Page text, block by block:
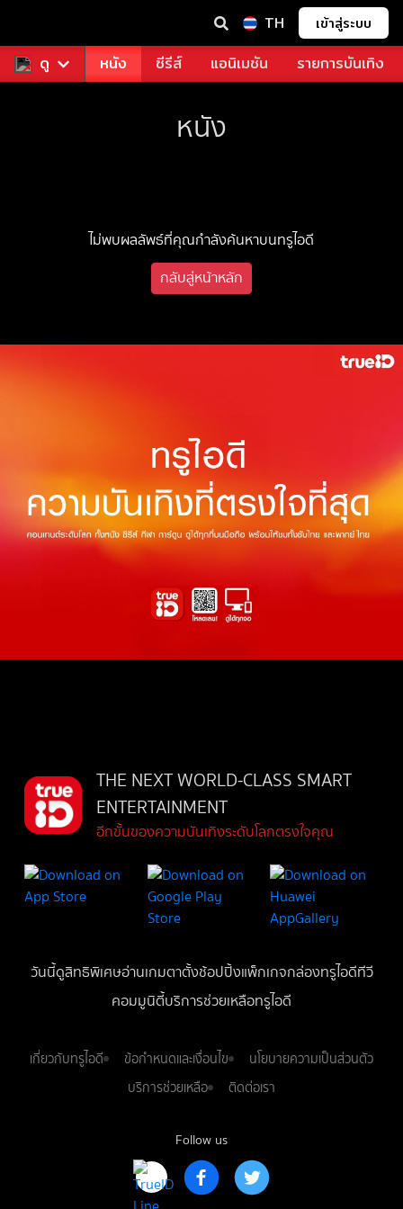
TH เข้าสู่ระบบ
ดูดูฟรี หนัง ซีรีส์ แอนิเมชัน รายการบันเทิง
หนัง
ไม่พบผลลัพธ์ที่คุณกำลังค้นหาบนทรูไอดี
กลับสู่หน้าหลัก
Follow us
THE NEXT WORLD-CLASS SMART
ENTERTAINMENT
อีกขั้นของความบันเทิงระดับโลกตรงใจคุณ
วันนี้ดูสิทธิพิเศษอ่านเกมตาตั้งช้อปปิ้งแพ็กเกจกล่องทรูไอดีทีวี
คอมมูนิตี้บริการช่วยเหลือทรูไอดี
เกี่ยวกับทรูไอดี ข้อกำหนดและเงื่อนไข
นโยบายความเป็นส่วนตัว
บริการช่วยเหลือ
ติดต่อเรา